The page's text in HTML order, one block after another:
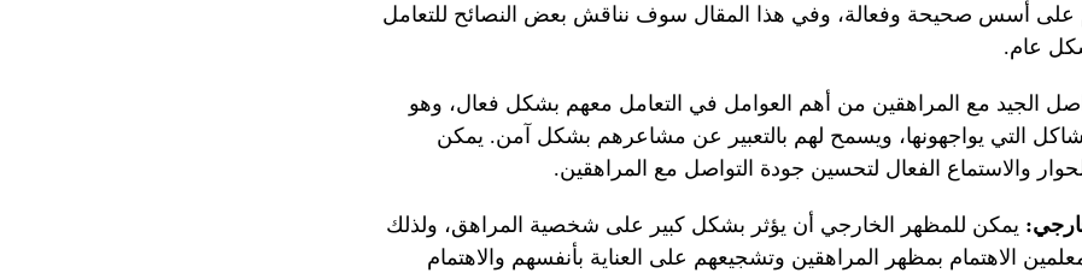
على أسس صحيحة وفعالة، وفي هذا المقال سوف نناقش بعض النصائح للتعامل
عام.
الجيد مع المراهقين من أهم العوامل في التعامل معهم بشكل فعال، وهو
التي يواجهونها، ويسمح لهم بالتعبير عن مشاعرهم بشكل آمن. يمكن
والاستماع الفعال لتحسين جودة التواصل مع المراهقين.
يمكن للمظهر الخارجي أن يؤثر بشكل كبير على شخصية المراهق، ولذلك
الاهتمام بمظهر المراهقين وتشجيعهم على العناية بأنفسهم والاهتمام